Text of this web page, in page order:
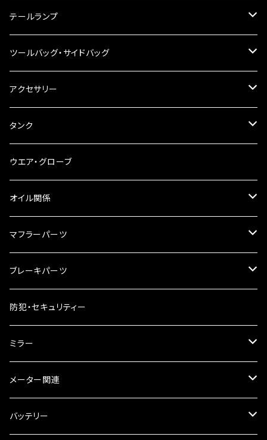
工具類
ハンドルスイッチ
その他
ハンドルポスト
ハンドルブレース
ステアリングダンパー
ブレーキ・クラッチレバー
スマホホルダー
テールランプ
ナンバー灯
ツールバッグ・サイドバッグ
ツールバッグ
サイドバッグ
サイドバッグサポート
リアBOX
ハードケース
アクセサリー
USB電源
電装系
タンク
タンク本体
タンクキャップ
タンクシール
ケミカル
ウエア・グローブ
オイル関係
4スト用エンジンオイル
2スト用エンジンオイル
ギアオイル
オイルクーラー
ラジエーター
フォークオイル
マフラーパーツ
マフラーガード
バンテージタイプ
スリップオン
サイレンサー
ブレーキパーツ
ブレーキシュー
ブレーキパット
ブレーキオイル
その他
防犯・セキュリティー
ミラー
ミラー本体
ミラーアダプター
メーター関連
スピードメーター
バッテリー